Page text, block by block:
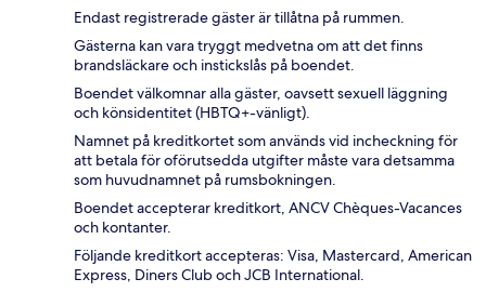
Endast registrerade gäster är tillåtna på rummen.
Gästerna kan vara tryggt medvetna om att det finns
brandsläckare och instickslås på boendet.
Boendet välkomnar alla gäster, oavsett sexuell läggning
och könsidentitet (HBTQ+-vänligt).
Namnet på kreditkortet som används vid incheckning för
att betala för oförutsedda utgifter måste vara detsamma
som huvudnamnet på rumsbokningen.
Boendet accepterar kreditkort, ANCV Chèques-Vacances
och kontanter.
Följande kreditkort accepteras: Visa, Mastercard, American
Express, Diners Club och JCB International.